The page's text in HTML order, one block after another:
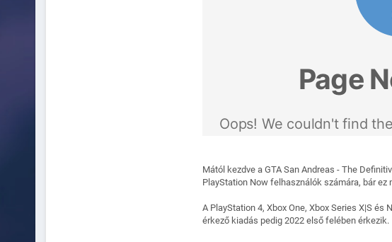
Mától kezdve a GTA San Andreas - The
PlayStation Now felhasználók számára, bár
A PlayStation 4, Xbox One, Xbox Series X|S
érkező kiadás pedig 2022 első felében érkezik.